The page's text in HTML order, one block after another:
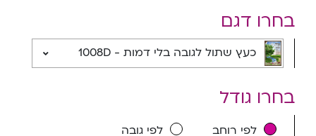
בחרו דגם
בחרו גודל
לפי רוחב לפי גובה